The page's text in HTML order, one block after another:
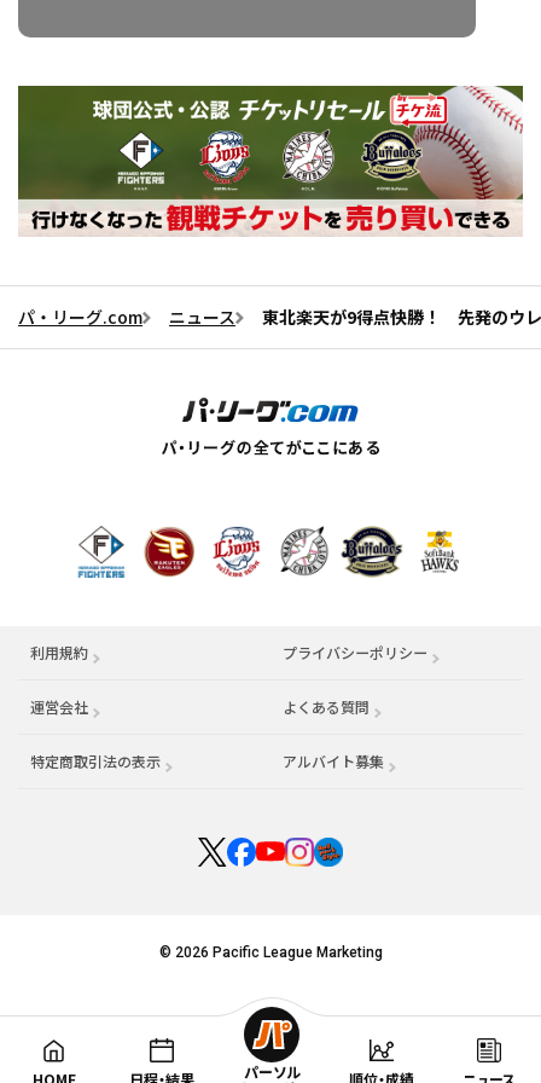
パ・リーグ.com ニュース 東北楽天が9得点快勝！ 先発のウ
利用規約 プライバシーポリシー
運営会社 （別ウィンドウで開く） よくある質問
特定商取引法の表示 アルバイト募集 （別ウィンドウで開く
© 2026 Pacific League Marketing
HOME 日程・結果
パーソル
順位・成績 ニュース